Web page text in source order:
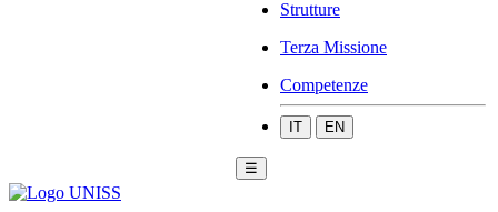
Strutture
Terza Missione
Competenze
IT EN
☰